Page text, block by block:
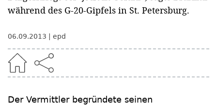
während des G-20-Gipfels in St. Petersburg.
06.09.2013 epd
Der Vermittler begründete seinen